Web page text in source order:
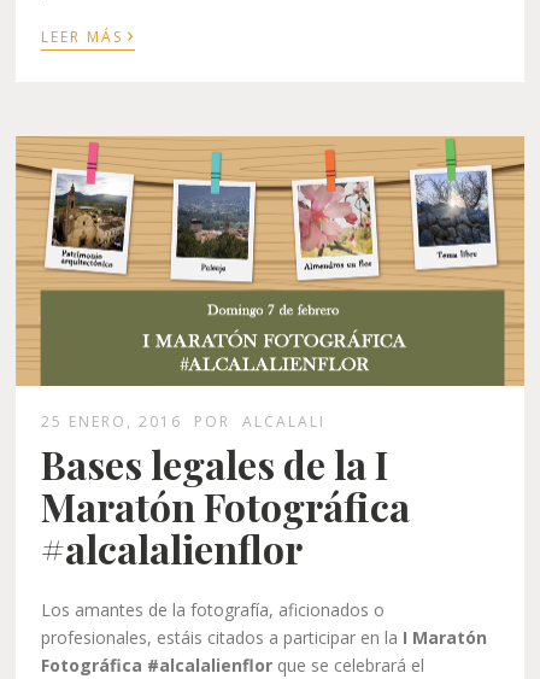
LEER MÁS ›
25 ENERO, 2016 POR ALCALALI
Bases legales de la I
Maratón Fotográfica
#alcalalienflor
Los amantes de la fotografía, aficionados o
profesionales, estáis citados a participar en la I Maratón
Fotográfica #alcalalienflor que se celebrará el